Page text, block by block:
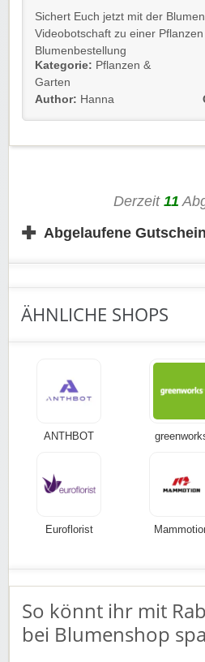
Sichert Euch jetzt mit der
Videobotschaft zu einer Pflanzen
Blumenbestellung
Gültig für Neu- und
Kategorie: Pflanzen &
Garten
Author: Hanna
Derzeit 11
✚ Abgelaufene
ÄHNLICHE SHOPS
ANTHBOT
Euroflorist
So könnt ihr mit
bei Blumenshop